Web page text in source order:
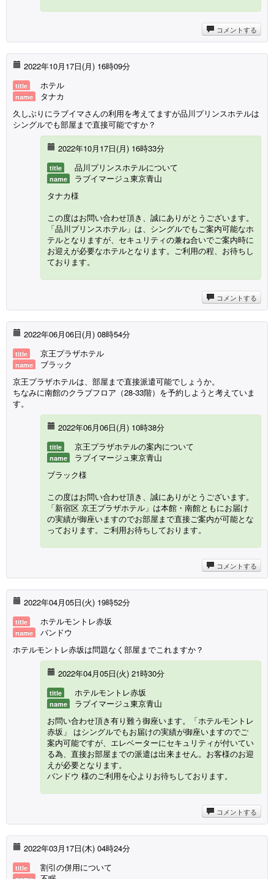
コメントする
2022年10月17日(月) 16時09分
title ホテル
name
タナカ
久しぶりにラブイマさんの利用を考えてますが品川プリンスホテルは
シングルでも部屋まで直接可能ですか？
2022年10月17日(月) 16時33分
title 品川プリンスホテルについて
name
ラブイマージュ東京青山
タナカ様
この度はお問い合わせ頂き、誠にありがとうございます。
「品川プリンスホテル」は、シングルでもご案内可能なホ
テルとなりますが、セキュリティの兼ね合いでご案内時に
お迎えが必要なホテルとなります。ご利用の程、お待ちし
ております。
コメントする
2022年06月06日(月) 08時54分
title 京王プラザホテル
name
ブラック
京王プラザホテルは、部屋まで直接派遣可能でしょうか。
ちなみに南館のクラブフロア（28-33階）を予約しようと考えていま
す。
2022年06月06日(月) 10時38分
title 京王プラザホテルの案内について
name
ラブイマージュ東京青山
ブラック様
この度はお問い合わせ頂き、誠にありがとうございます。
「新宿区 京王プラザホテル」は本館・南館ともにお届け
の実績が御座いますのでお部屋まで直接ご案内が可能とな
っております。ご利用お待ちしております。
コメントする
2022年04月05日(火) 19時52分
title ホテルモントレ赤坂
name
バンドウ
ホテルモントレ赤坂は問題なく部屋までこれますか？
2022年04月05日(火) 21時30分
title ホテルモントレ赤坂
name
ラブイマージュ東京青山
お問い合わせ頂き有り難う御座います。「ホテルモントレ
赤坂」 はシングルでもお届けの実績が御座いますのでご
案内可能ですが、エレベーターにセキュリティが付いてい
る為、直接お部屋までの派遣は出来ません。お客様のお迎
えが必要となります。
バンドウ 様のご利用を心よりお待ちしております。
コメントする
2022年03月17日(木) 04時24分
title 割引の併用について